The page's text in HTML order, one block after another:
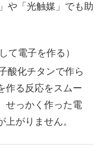
や「光触媒」でも助
て電子を作る）
酸化チタンで作ら
作る反応をスムー
せっかく作った電
がりません。